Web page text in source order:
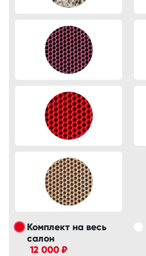
Комплект на весь
салон
12 000 ₽